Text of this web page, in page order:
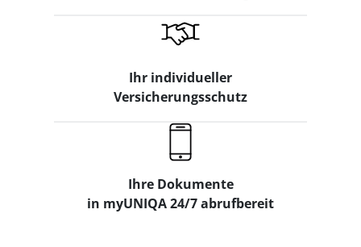
Ihr individueller
Versicherungsschutz
Ihre Dokumente
in myUNIQA 24/7 abrufbereit